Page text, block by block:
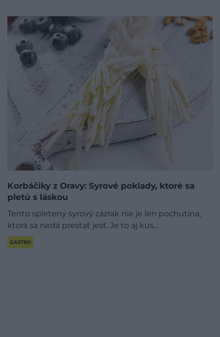
Korbáčiky z Oravy: Syrové poklady, ktoré sa
pletú s láskou
Tento spletený syrový zázrak nie je len pochutina,
ktorá sa nedá prestať jesť. Je to aj kus…
GASTRO